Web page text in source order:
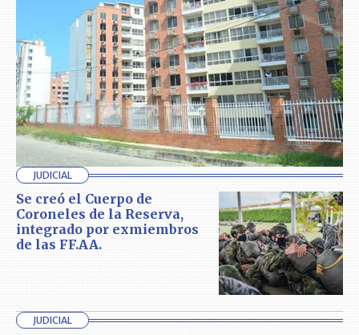
JUDICIAL
Se creó el Cuerpo de
Coroneles de la Reserva,
integrado por exmiembros
de las FF.AA.
JUDICIAL